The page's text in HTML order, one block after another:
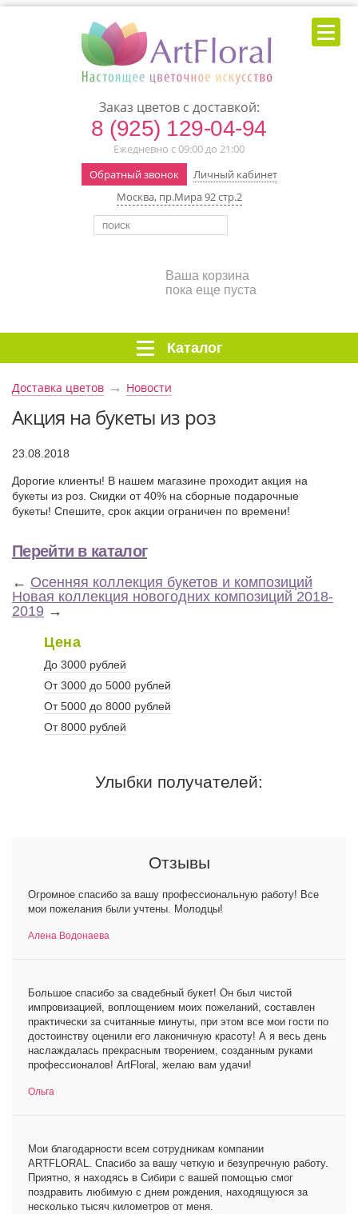
Заказ цветов с доставкой:
8 (925) 129-04-94
Ежедневно с 09:00 до 21:00
Обратный звонок
Личный кабинет
Москва, пр.Мира 92 стр.2
Ваша корзина
пока еще пуста
Каталог
Доставка цветов → Новости
Акция на букеты из роз
23.08.2018
Дорогие клиенты! В нашем магазине проходит акция на
букеты из роз. Скидки от 40% на сборные подарочные
букеты! Спешите, срок акции ограничен по времени!
Перейти в каталог
← Осенняя коллекция букетов и композиций
Новая коллекция новогодних композиций 2018-
2019 →
Цена
До 3000 рублей
От 3000 до 5000 рублей
От 5000 до 8000 рублей
От 8000 рублей
Улыбки получателей:
Отзывы
Огромное спасибо за вашу профессиональную работу! Все
мои пожелания были учтены. Молодцы!
Алена Водонаева
Большое спасибо за свадебный букет! Он был чистой
импровизацией, воплощением моих пожеланий, составлен
практически за считанные минуты, при этом все мои гости по
достоинству оценили его лаконичную красоту! А я весь день
наслаждалась прекрасным творением, созданным руками
профессионалов! ArtFloral, желаю вам удачи!
Ольга
Мои благодарности всем сотрудникам компании
ARTFLORAL. Спасибо за вашу четкую и безупречную работу.
Приятно, я находясь в Сибири с вашей помощью смог
поздравить любимую с днем рождения, находящуюся за
несколько тысяч километров от меня.